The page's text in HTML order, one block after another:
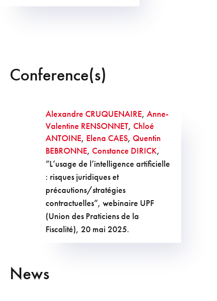
Conference(s)
Alexandre CRUQUENAIRE, Anne-
Valentine RENSONNET, Chloé
ANTOINE, Elena CAES, Quentin
BEBRONNE, Constance DIRICK,
“L’usage de l’intelligence artificielle
: risques juridiques et
précautions/stratégies
contractuelles”, webinaire UPF
(Union des Praticiens de la
Fiscalité), 20 mai 2025.
News